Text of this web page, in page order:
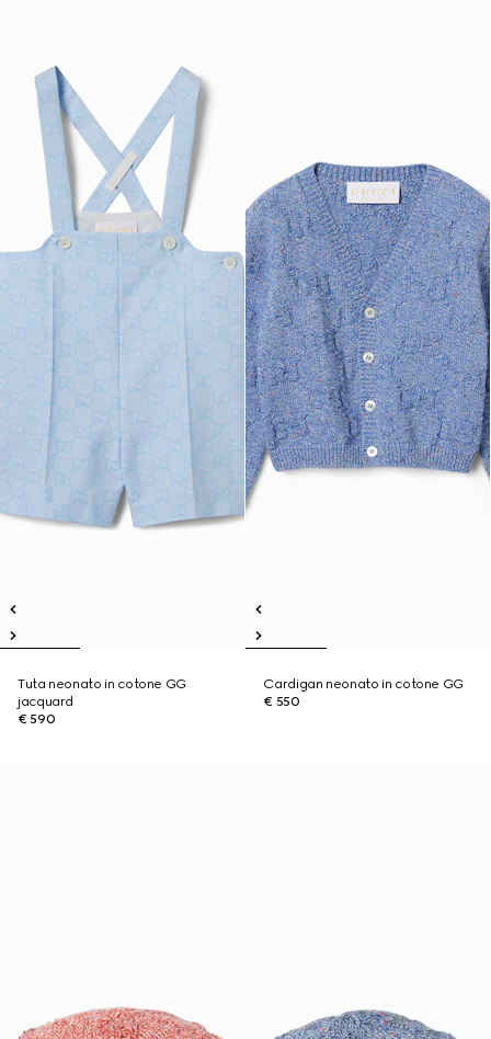
Tuta neonato in cotone GG
jacquard
€ 590
Cardigan neonato in cotone GG
€ 550